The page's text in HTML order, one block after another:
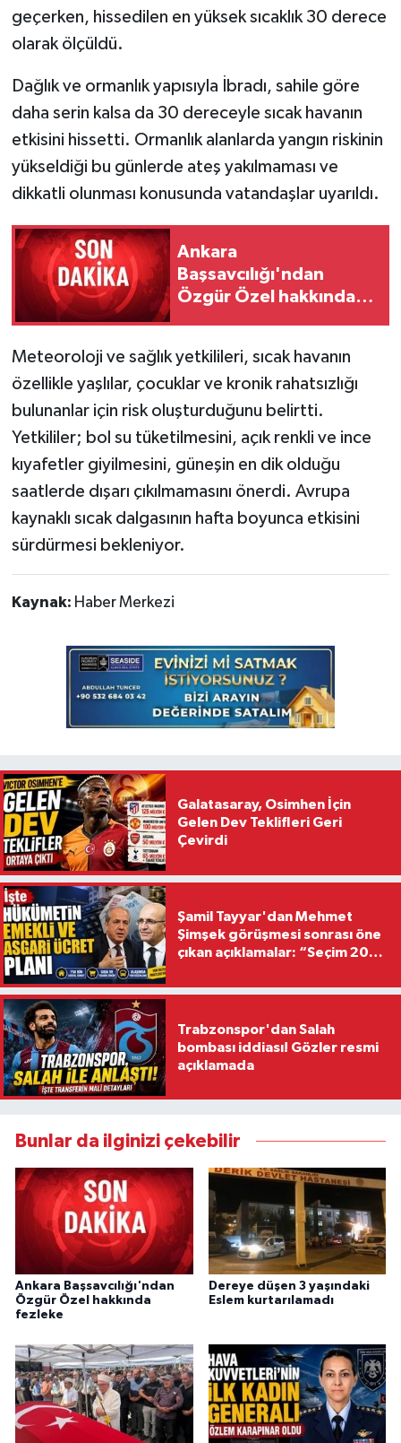
geçerken, hissedilen en yüksek sıcaklık 30 derece
olarak ölçüldü.
Dağlık ve ormanlık yapısıyla İbradı, sahile göre
daha serin kalsa da 30 dereceyle sıcak havanın
etkisini hissetti. Ormanlık alanlarda yangın riskinin
yükseldiği bu günlerde ateş yakılmaması ve
dikkatli olunması konusunda vatandaşlar uyarıldı.
Ankara
Başsavcılığı'ndan
Özgür Özel hakkında
Meteoroloji ve sağlık yetkilileri, sıcak havanın
özellikle yaşlılar, çocuklar ve kronik rahatsızlığı
bulunanlar için risk oluşturduğunu belirtti.
Yetkililer; bol su tüketilmesini, açık renkli ve ince
kıyafetler giyilmesini, güneşin en dik olduğu
saatlerde dışarı çıkılmamasını önerdi. Avrupa
kaynaklı sıcak dalgasının hafta boyunca etkisini
sürdürmesi bekleniyor.
Kaynak: Haber Merkezi
Galatasaray, Osimhen İçin
Gelen Dev Teklifleri Geri
Çevirdi
Şamil Tayyar'dan Mehmet
Şimşek görüşmesi sonrası öne
çıkan açıklamalar: “Seçim 2028
Trabzonspor'dan Salah
bombası iddiası! Gözler resmi
açıklamada
Bunlar da ilginizi çekebilir
Ankara Başsavcılığı'ndan
Özgür Özel hakkında
fezleke
Dereye düşen 3 yaşındaki
Eslem kurtarılamadı